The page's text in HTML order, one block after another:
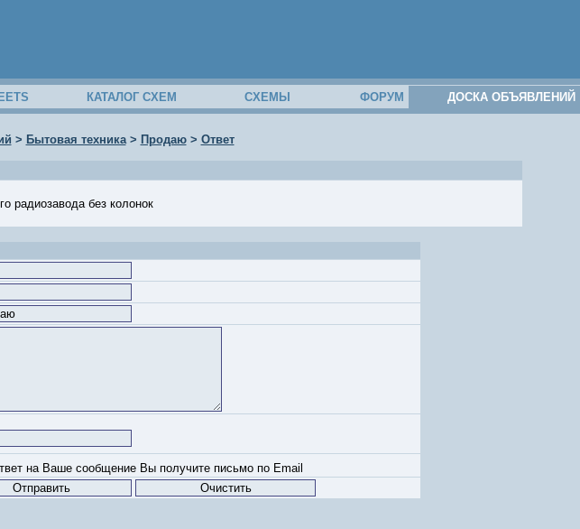
КАТАЛОГ СХЕМ СХЕМЫ ФОРУМ ДОСКА ОБЪЯВЛЕНИЙ
> Бытовая техника> Продаю> Ответ
радиозавода без колонок
на Ваше сообщение Вы получите письмо по Email